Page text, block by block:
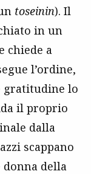
toseinin). Il
in un
chiede a
l’ordine,
gratitudine lo
il proprio
dalla
scappano
della